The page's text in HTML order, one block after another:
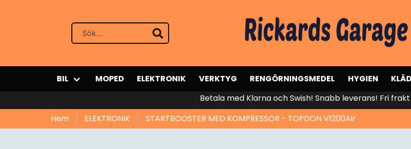
BIL MOPED ELEKTRONIK VERKTYG RENGÖRNINGSMEDEL HYGIEN
Betala med Klarna och Swish! Snabb leverans! Fri
Hem
ELEKTRONIK STARTBOOSTER MED KOMPRESSOR - TOPDON V1200Air